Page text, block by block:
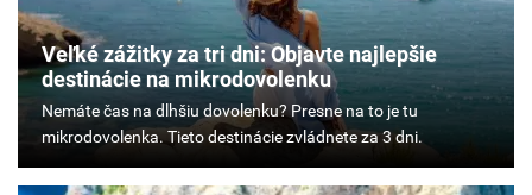
Veľké zážitky za tri dni: Objavte najlepšie
destinácie na mikrodovolenku
Nemáte
čas
dlhšiu